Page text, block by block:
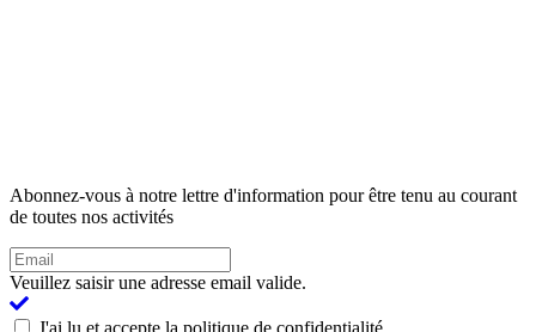
Abonnez-vous à notre lettre d'information pour être tenu au courant
de toutes nos activités
Veuillez saisir une adresse email valide.